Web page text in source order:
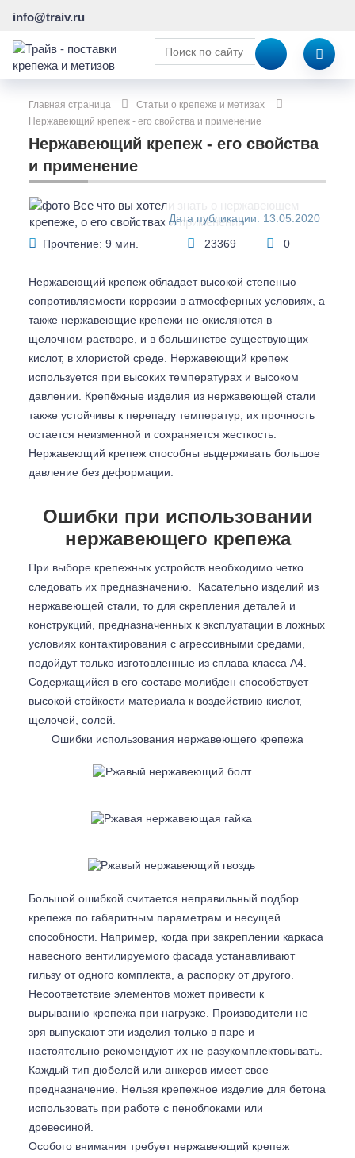
info@traiv.ru
Главная страница
Статьи о крепеже и метизах
Нержавеющий крепеж - его свойства и применение
Нержавеющий крепеж - его свойства
и применение
Дата публикации: 13.05.2020
Прочтение: 9 мин.
23369 0
Нержавеющий крепеж обладает высокой степенью
сопротивляемости коррозии в атмосферных условиях, а
также нержавеющие крепежи не окисляются в
щелочном растворе, и в большинстве существующих
кислот, в хлористой среде. Нержавеющий крепеж
используется при высоких температурах и высоком
давлении. Крепёжные изделия из нержавеющей стали
также устойчивы к перепаду температур, их прочность
остается неизменной и сохраняется жесткость.
Нержавеющий крепеж способны выдерживать большое
давление без деформации.
Ошибки при использовании
нержавеющего крепежа
При выборе крепежных устройств необходимо четко
следовать их предназначению. Касательно изделий из
нержавеющей стали, то для скрепления деталей и
конструкций, предназначенных к эксплуатации в ложных
условиях контактирования с агрессивными средами,
подойдут только изготовленные из сплава класса А4.
Содержащийся в его составе молибден способствует
высокой стойкости материала к воздействию кислот,
щелочей, солей.
Ошибки использования нержавеющего крепежа
Большой ошибкой считается неправильный подбор
крепежа по габаритным параметрам и несущей
способности. Например, когда при закреплении каркаса
навесного вентилируемого фасада устанавливают
гильзу от одного комплекта, а распорку от другого.
Несоответствие элементов может привести к
вырыванию крепежа при нагрузке. Производители не
зря выпускают эти изделия только в паре и
настоятельно рекомендуют их не разукомплектовывать.
Каждый тип дюбелей или анкеров имеет свое
предназначение. Нельзя крепежное изделие для бетона
использовать при работе с пеноблоками или
древесиной.
Особого внимания требует нержавеющий крепеж